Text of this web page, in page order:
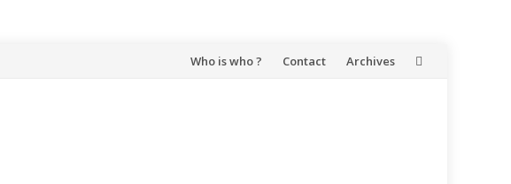
Aller
Who is who ? Contact Archives